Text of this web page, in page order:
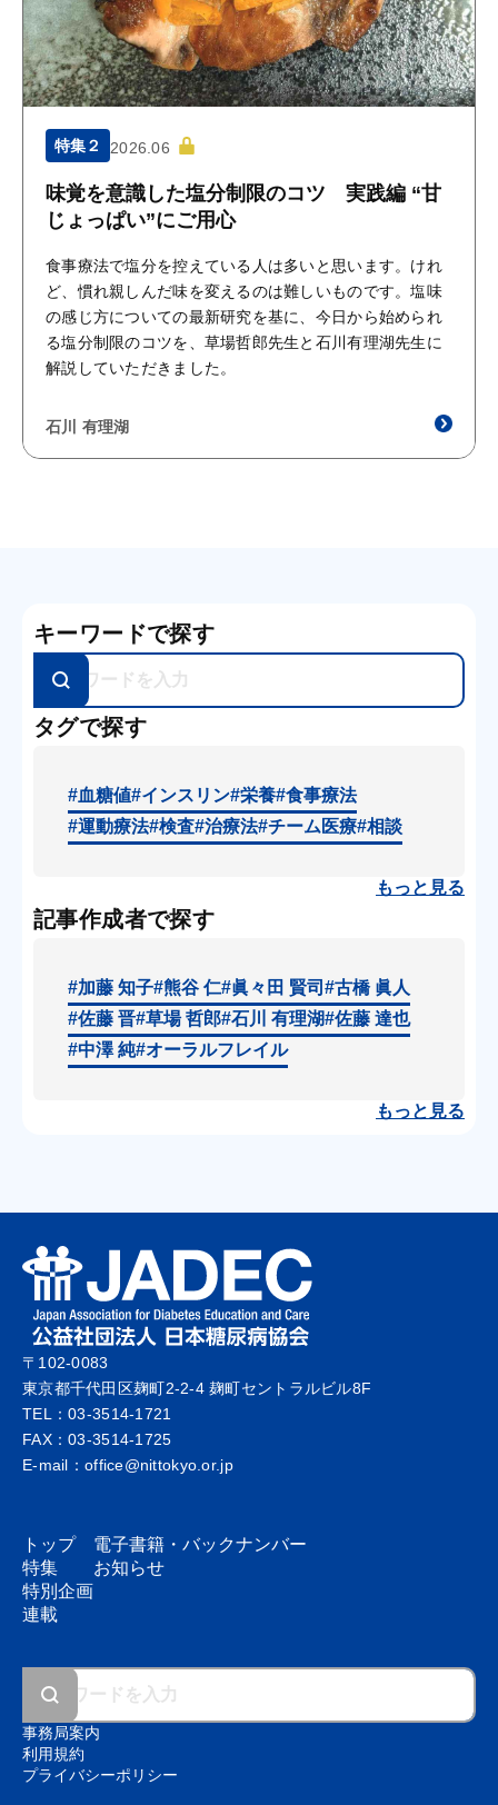
特集２ 2026.06
味覚を意識した塩分制限のコツ 実践編 “甘
じょっぱい”にご用心
食事療法で塩分を控えている人は多いと思います。けれ
ど、慣れ親しんだ味を変えるのは難しいものです。塩味
の感じ方についての最新研究を基に、今日から始められ
る塩分制限のコツを、草場哲郎先生と石川有理湖先生に
解説していただきました。
石川 有理湖
キーワードで探す
タグで探す
#血糖値#インスリン#栄養#食事療法
#運動療法#検査#治療法#チーム医療#相談
もっと見る
記事作成者で探す
#加藤 知子#熊谷 仁#眞々田 賢司 #古橋 眞人
#佐藤 晋#草場 哲郎#石川 有理湖#佐藤 達也
#中澤 純#オーラルフレイル
もっと見る
〒102-0083
東京都千代田区麹町2-2-4 麹町セントラルビル8F
TEL：03-3514-1721
FAX：03-3514-1725
E-mail：office@nittokyo.or.jp
トップ
特集
特別企画
連載
電子書籍・ バックナンバー
お知らせ
事務局案内
利用規約
プライバシーポリシー